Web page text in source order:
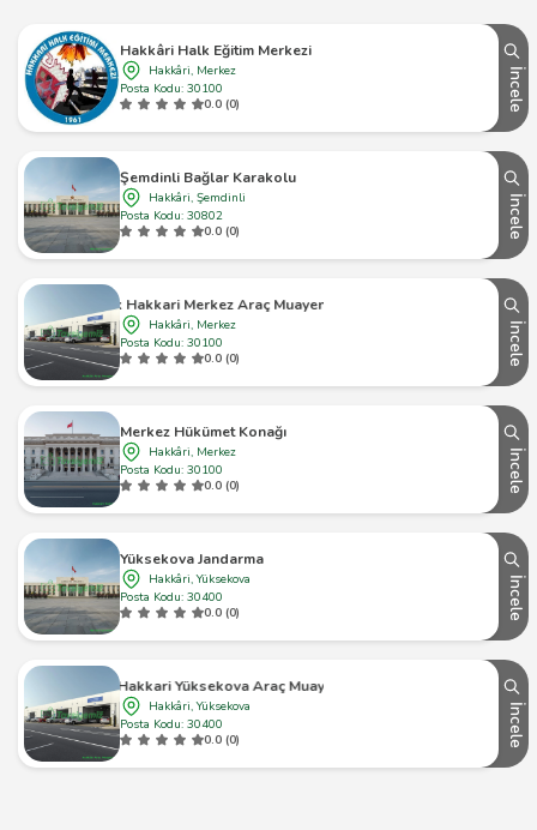
Hakkâri Halk Eğitim Merkezi
Hakkâri, Merkez
Posta Kodu: 30100
0.0 (0)
İncele
Şemdinli Bağlar Karakolu
Hakkâri, Şemdinli
Posta Kodu: 30802
0.0 (0)
İncele
Tüvtürk Hakkari Merkez Araç Muayene İstasyonu
Hakkâri, Merkez
Posta Kodu: 30100
0.0 (0)
İncele
Merkez Hükümet Konağı
Hakkâri, Merkez
Posta Kodu: 30100
0.0 (0)
İncele
Yüksekova Jandarma
Hakkâri, Yüksekova
Posta Kodu: 30400
0.0 (0)
İncele
Tüvtürk Hakkari Yüksekova Araç Muayene İstasyonu
Hakkâri, Yüksekova
Posta Kodu: 30400
0.0 (0)
İncele